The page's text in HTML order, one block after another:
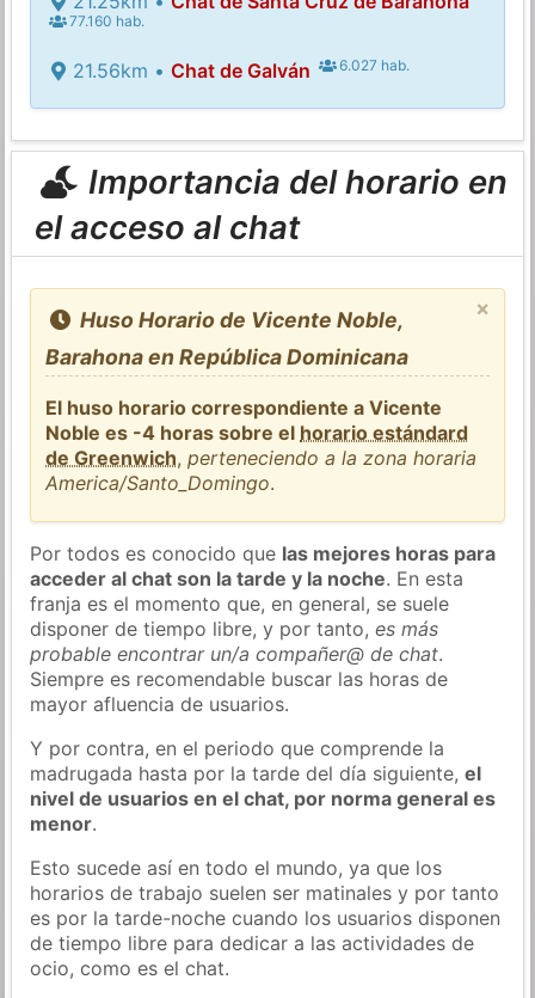
77.160 hab.
21.56km • Chat de Galván 6.027 hab.
Importancia del horario en
el acceso al chat
×
Huso Horario de Vicente Noble,
Barahona en República Dominicana
El huso horario correspondiente a Vicente
Noble es -4 horas sobre el horario estándard
de Greenwich,perteneciendo a la zona horaria
America/Santo_Domingo.
Por todos es conocido que las mejores horas para
acceder al chat son la tarde y la noche. En esta
franja es el momento que, en general, se suele
disponer de tiempo libre, y por tanto,es más
probable encontrar un/a compañer@ de chat.
Siempre es recomendable buscar las horas de
mayor afluencia de usuarios.
Y por contra, en el periodo que comprende la
madrugada hasta por la tarde del día siguiente,el
nivel de usuarios en el chat, por norma general es
menor.
Esto sucede así en todo el mundo, ya que los
horarios de trabajo suelen ser matinales y por tanto
es por la tarde-noche cuando los usuarios disponen
de tiempo libre para dedicar a las actividades de
ocio, como es el chat.